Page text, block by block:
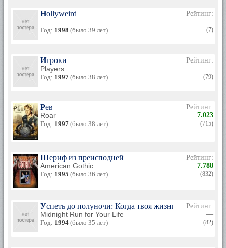
Hollyweird
Год: 1998 (было 39 лет)
Рейтинг:
—
(7)
Игроки
Players
Год: 1997 (было 38 лет)
Рейтинг:
—
(79)
Рев
Roar
Год: 1997 (было 38 лет)
Рейтинг:
7.023
(715)
Шериф из преисподней
American Gothic
Год: 1995 (было 36 лет)
Рейтинг:
7.788
(832)
Успеть до полуночи: Когда твоя жизнь в опасности
Midnight Run for Your Life
Год: 1994 (было 35 лет)
Рейтинг:
—
(82)